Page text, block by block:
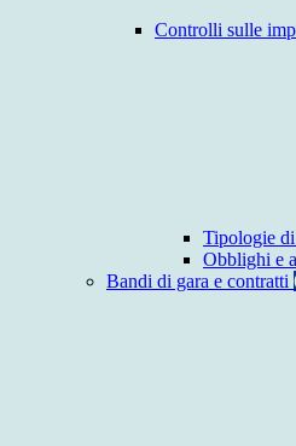
Controlli sulle
Tipologie
Obblighi e
Bandi di gara e contratti